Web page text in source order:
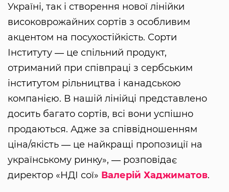
Україні, так і створення нової лінійки
високоврожайних сортів з особливим
акцентом на посухостійкість. Сорти
Інституту ― це спільний продукт,
отриманий при співпраці з сербським
інститутом рільництва і канадською
компанією. В нашій лінійці представлено
досить багато сортів, всі вони успішно
продаються. Адже за співвідношенням
ціна/якість ― це найкращі пропозиції на
українському ринку», ― розповідає
директор «НДІ сої» Валерій Хаджиматов.